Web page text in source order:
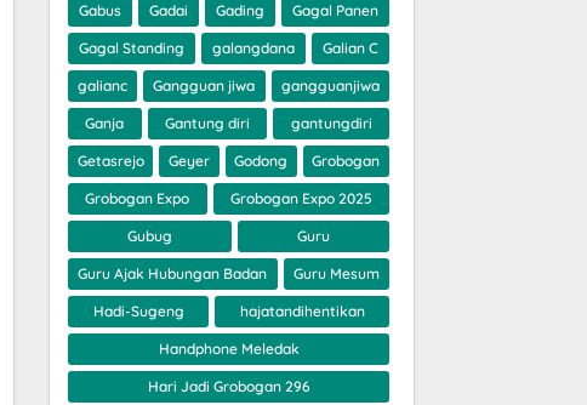
Gabus Gadai Gading Gagal Panen
Gagal Standing galangdana Galian C
galianc Gangguan jiwa gangguanjiwa
Ganja Gantung diri gantungdiri
Getasrejo Geyer Godong Grobogan
Grobogan Expo Grobogan Expo 2025
Gubug Guru
Guru Ajak Hubungan Badan Guru Mesum
Hadi-Sugeng hajatandihentikan
Handphone Meledak
Hari Jadi Grobogan 296